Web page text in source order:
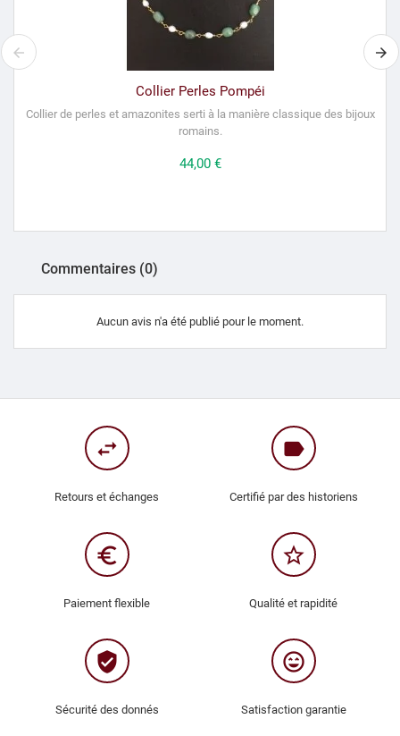
Collier Perles Pompéi
Collier de perles et amazonites serti à la manière classique des bijoux
romains.
Prix
44,00 €
Commentaires (0)
Aucun avis n'a été publié pour le moment.
swap_horiz
Retours et échanges
label
Certifié par des historiens
euro_symbol
Paiement flexible
star_border
Qualité et rapidité
verified_user
Sécurité des donnés
sentiment_very_satisfied
Satisfaction garantie